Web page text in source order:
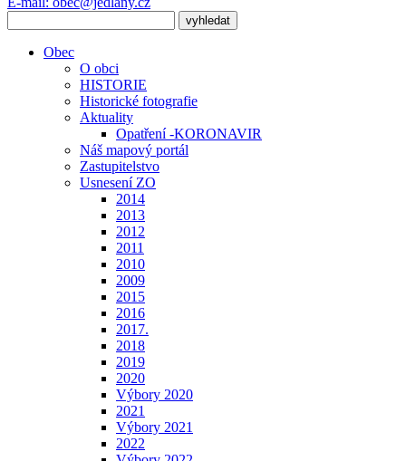
Obec
O obci
HISTORIE
Historické fotografie
Aktuality
Opatření -KORONAVIR
Náš mapový portál
Zastupitelstvo
Usnesení ZO
2014
2013
2012
2011
2010
2009
2015
2016
2017.
2018
2019
2020
Výbory 2020
2021
Výbory 2021
2022